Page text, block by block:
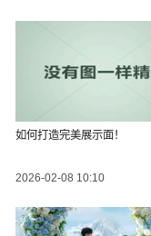
如何打造完美展示面！
2026-02-08 10:10